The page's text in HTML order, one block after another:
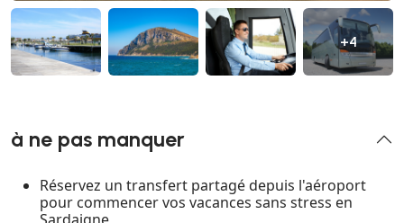
+4
à ne pas manquer
Réservez un transfert partagé depuis l'aéroport
pour commencer vos vacances sans stress en